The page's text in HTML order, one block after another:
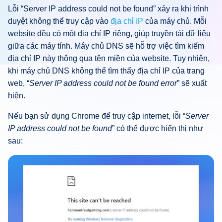
Lỗi “Server IP address could not be found” xảy ra khi trình
duyệt không thể truy cập vào địa chỉ IP của máy chủ. Mỗi
website đều có một địa chỉ IP riêng, giúp truyền tải dữ liệu
giữa các máy tính. Máy chủ DNS sẽ hỗ trợ việc tìm kiếm
địa chỉ IP này thông qua tên miền của website. Tuy nhiên,
khi máy chủ DNS không thể tìm thấy địa chỉ IP của trang
web, “Server IP address could not be found error” sẽ xuất
hiện.
Nếu bạn sử dụng Chrome để truy cập internet, lỗi “Server
IP address could not be found” có thể được hiển thị như
sau: